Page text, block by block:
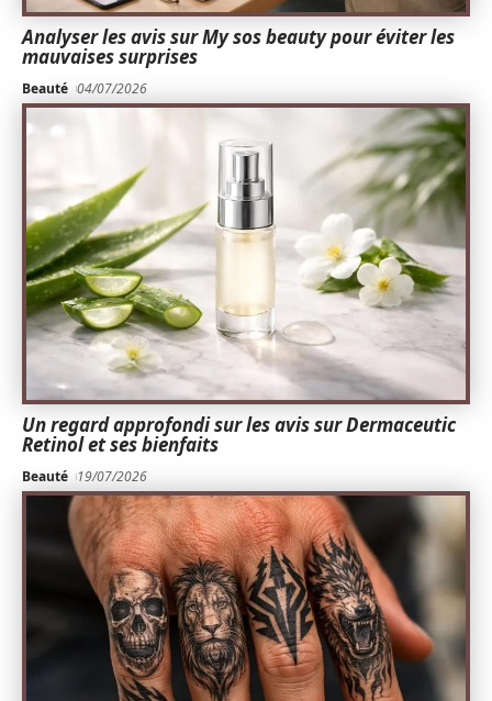
Analyser les avis sur My sos beauty pour éviter les
mauvaises surprises
Beauté 04/07/2026
Un regard approfondi sur les avis sur Dermaceutic
Retinol et ses bienfaits
Beauté 19/07/2026